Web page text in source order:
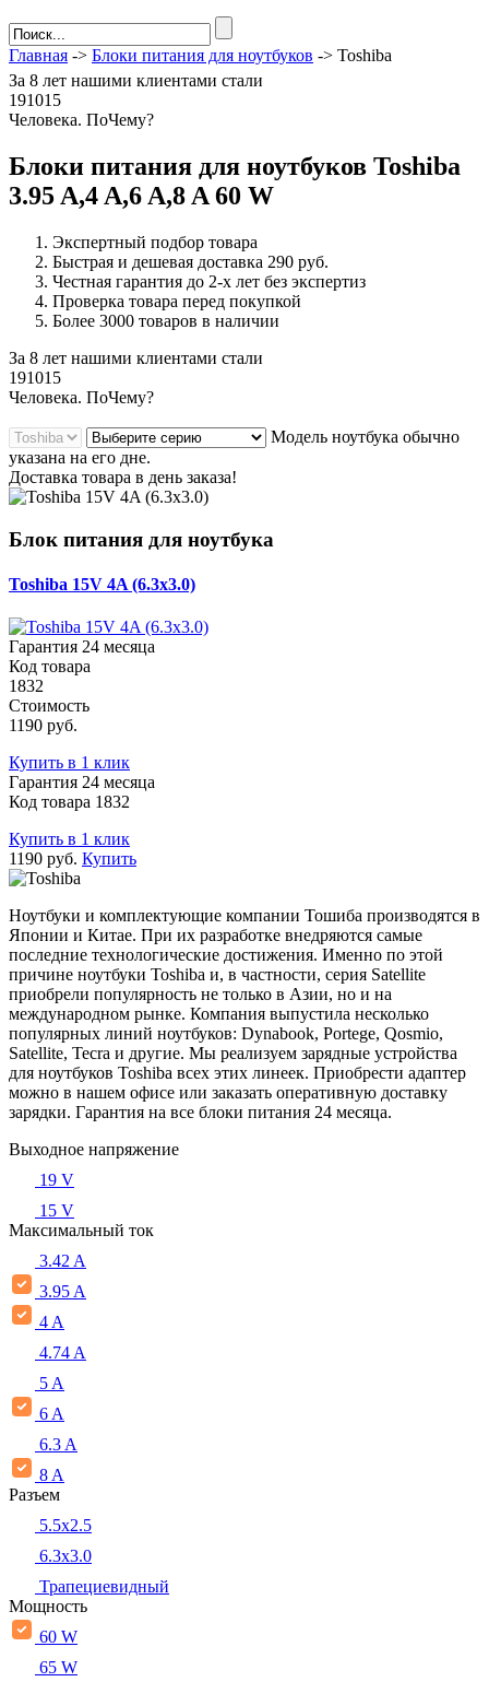
Главная -> Блоки питания для ноутбуков -> Toshiba
За 8 лет нашими клиентами стали
191015
Человека. ПоЧему?
Блоки питания для ноутбуков Toshiba
3.95 A,4 A,6 A,8 A 60 W
Экспертный подбор товара
Быстрая и дешевая доставка 290 руб.
Честная гарантия до 2-х лет без экспертиз
Проверка товара перед покупкой
Более 3000 товаров в наличии
За 8 лет нашими клиентами стали
191015
Человека. ПоЧему?
Модель ноутбука обычно
указана на его дне.
Доставка товара в день заказа!
Блок питания для ноутбука
Toshiba 15V 4A (6.3x3.0)
Гарантия 24 месяца
Код товара
1832
Стоимость
1190 руб.
Купить в 1 клик
Гарантия 24 месяца
Код товара 1832
Купить в 1 клик
1190 руб. Купить
Ноутбуки и комплектующие компании Тошиба производятся в
Японии и Китае. При их разработке внедряются самые
последние технологические достижения. Именно по этой
причине ноутбуки Toshiba и, в частности, серия Satellite
приобрели популярность не только в Азии, но и на
международном рынке. Компания выпустила несколько
популярных линий ноутбуков: Dynabook, Portege, Qosmio,
Satellite, Tecra и другие. Мы реализуем зарядные устройства
для ноутбуков Toshiba всех этих линеек. Приобрести адаптер
можно в нашем офисе или заказать оперативную доставку
зарядки. Гарантия на все блоки питания 24 месяца.
Выходное напряжение
19 V
15 V
Максимальный ток
3.42 A
3.95 A
4 A
4.74 A
5 A
6 A
6.3 A
8 A
Разъем
5.5x2.5
6.3x3.0
Трапециевидный
Мощность
60 W
65 W